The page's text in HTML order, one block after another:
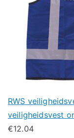
RWS
veiligheidsvest
€12.04